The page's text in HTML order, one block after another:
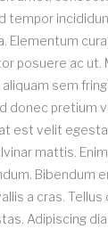
tempor
Elementum
posuere ac ut.
sem
donec pretium
est velit
mattis.
Bibendum
a cras. Tellus
Adipiscing